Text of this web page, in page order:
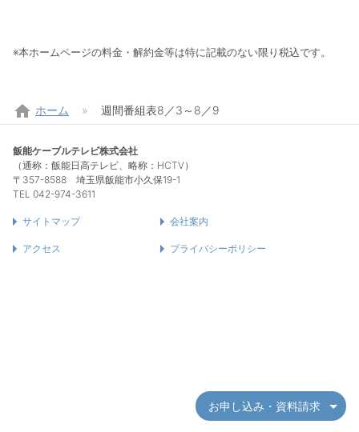
※本ホームページの料金・解約金等は特に記載のない限り税込です。
home ホーム 週間番組表8／3～8／9
飯能ケーブルテレビ株式会社
（通称：飯能日高テレビ、略称：HCTV）
〒357-8588 埼玉県飯能市小久保19-1
TEL 042-974-3611
サイトマップ 会社案内
アクセス プライバシーポリシー
お申し込み・資料請求